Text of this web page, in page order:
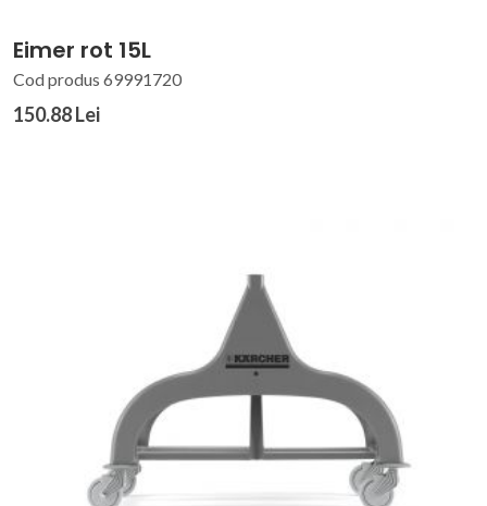
Eimer rot 15L
Cod produs 69991720
150.88 Lei